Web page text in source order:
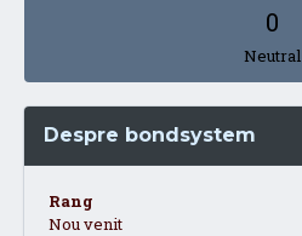
0
Neutral
Despre bondsystem
Rang
Nou venit